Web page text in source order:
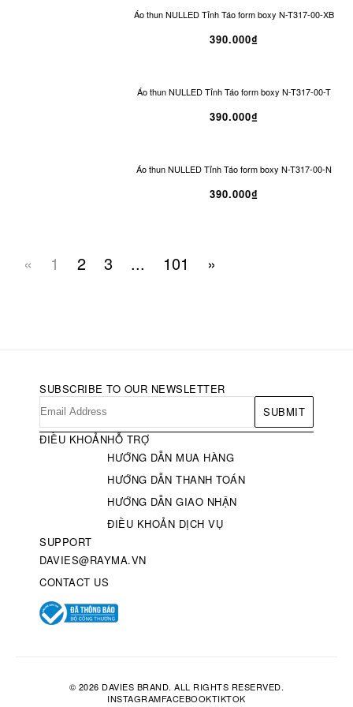
Áo thun NULLED Tỉnh Táo form boxy N-T317-00-XB
390.000₫
Áo thun NULLED Tỉnh Táo form boxy N-T317-00-T
390.000₫
Áo thun NULLED Tỉnh Táo form boxy N-T317-00-N
390.000₫
« 1 2 3 ... 101 »
SUBSCRIBE TO OUR NEWSLETTER
SUBMIT
ĐIỀU KHOẢNHỖ TRỢ
HƯỚNG DẪN MUA HÀNG
HƯỚNG DẪN THANH TOÁN
HƯỚNG DẪN GIAO NHẬN
ĐIỀU KHOẢN DỊCH VỤ
SUPPORT
DAVIES@RAYMA.VN
CONTACT US
© 2026 DAVIES BRAND. ALL RIGHTS RESERVED.
INSTAGRAMFACEBOOKTIKTOK